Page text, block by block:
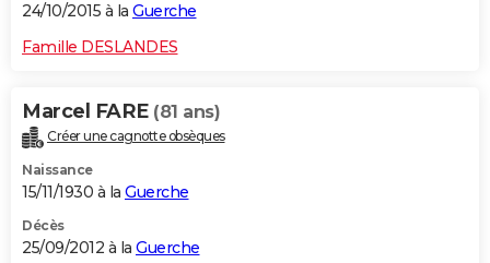
24/10/2015 à la Guerche
Famille DESLANDES
Marcel FARE (81 ans)
Créer une cagnotte obsèques
Naissance
15/11/1930 à la Guerche
Décès
25/09/2012 à la Guerche